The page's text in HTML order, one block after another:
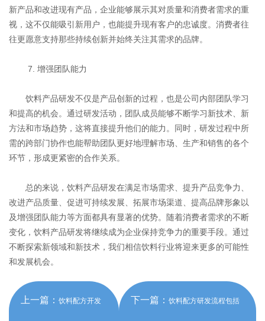
新产品和改进现有产品，企业能够展示其对质量和消费者需求的重
视，这不仅能吸引新用户，也能提升现有客户的忠诚度。消费者往
往更愿意支持那些持续创新并始终关注其需求的品牌。
7. 增强团队能力
饮料产品研发不仅是产品创新的过程，也是公司内部团队学习
和提高的机会。通过研发活动，团队成员能够不断学习新技术、新
方法和市场趋势，这将直接提升他们的能力。同时，研发过程中所
需的跨部门协作也能帮助团队更好地理解市场、生产和销售的各个
环节，形成更紧密的合作关系。
总的来说，饮料产品研发在满足市场需求、提升产品竞争力、
改进产品质量、促进可持续发展、拓展市场渠道、提高品牌形象以
及增强团队能力等方面都具有显著的优势。随着消费者需求的不断
变化，饮料产品研发将继续成为企业保持竞争力的重要手段。通过
不断探索新领域和新技术，我们相信饮料行业将迎来更多的可能性
和发展机会。
上一篇： 饮料配方开发 下一篇： 饮料配方研发流程包括